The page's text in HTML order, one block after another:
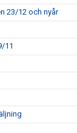
23/12 och nyår
11